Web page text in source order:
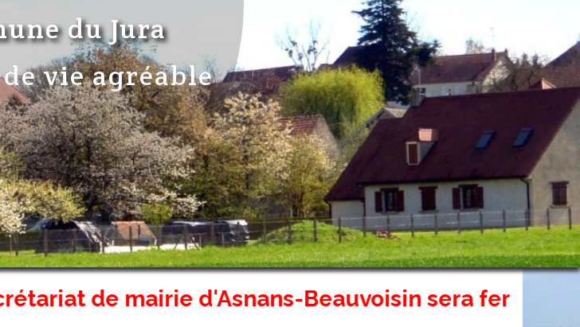
du Jura
vie agréable
de mairie d'Asnans-Beauvoisin sera fermé